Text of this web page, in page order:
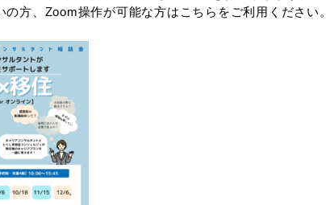
の方、Zoom操作が可能な方はこちらをご利用ください。